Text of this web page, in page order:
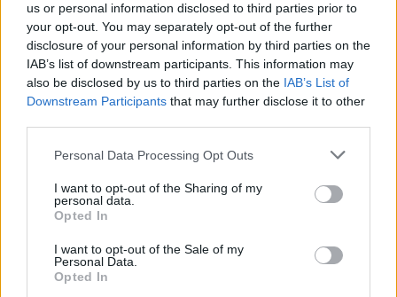
us or personal information disclosed to third parties prior to
your opt-out. You may separately opt-out of the further
disclosure of your personal information by third parties on the
IAB’s list of downstream participants. This information may
also be disclosed by us to third parties on the IAB’s List of
Downstream Participants that may further disclose it to other
Personal Data Processing Opt Outs
I want to opt-out of the Sharing of my
personal data.
Opted In
I want to opt-out of the Sale of my
Personal Data.
Opted In
8 izdevumi / 2.32 Eur par izdevumu *
*Visas cenas portālā ManiZurnali.lv norādītas € ar PVN.
Žurnālu izdevumu skaits var atšķirties, kā to nosaka Lietošanas
noteikumi
E-izdevumu arhīvs